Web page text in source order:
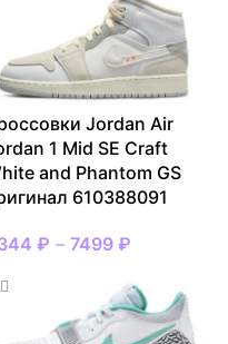
Jordan Air
1 Mid SE Craft
and Phantom GS
610388091
₽ – 7499 ₽